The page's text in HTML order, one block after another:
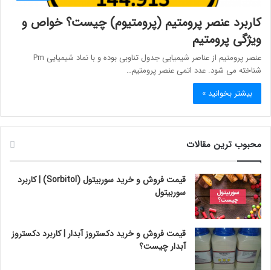
کاربرد عنصر پرومتیم (پرومتیوم) چیست؟ خواص و
ویژگی پرومتیم
عنصر پرومتیم از عناصر شیمیایی جدول تناوبی بوده و با نماد شیمیایی Pm
شناخته می شود. عدد اتمی عنصر پرومتیم…
بیشتر بخوانید »
محبوب ترین مقالات
قیمت فروش و خرید سوربیتول (Sorbitol) | کاربرد
سوربیتول
قیمت فروش و خرید دکستروز آبدار | کاربرد دکستروز
آبدار چیست؟